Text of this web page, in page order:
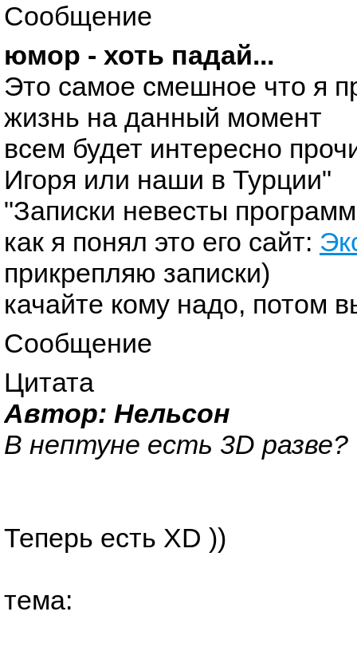
Сообщение
юмор - хоть падай...
Это самое смешное что я
жизнь на данный момент
всем будет интересно
Игоря или наши в Турции"
"Записки невесты
как я понял это его сайт:
прикрепляю записки)
качайте кому надо, потом
Сообщение
Цитата
Автор: Нельсон
В нептуне есть 3D разве?
Теперь есть XD ))
тема: